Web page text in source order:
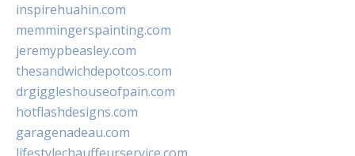
inspirehuahin.com
memmingerspainting.com
jeremypbeasley.com
thesandwichdepotcos.com
drgiggleshouseofpain.com
hotflashdesigns.com
garagenadeau.com